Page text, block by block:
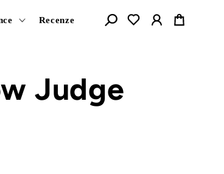
Recenze Košík
Judge